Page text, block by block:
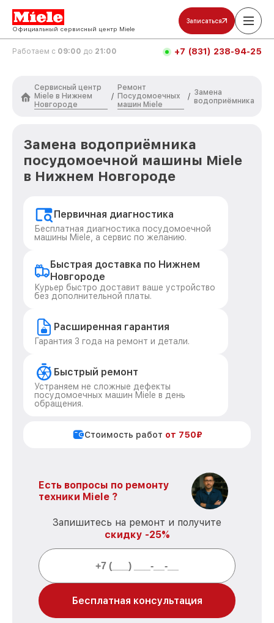
Официальный сервисный центр Miele
Записаться
Работаем с 09:00 до 21:00 +7 (831) 238-94-25
Сервисный центр
Miele в Нижнем
Новгороде
/
Ремонт
Посудомоечных
машин Miele
/ Замена
водоприёмника
Замена водоприёмника
посудомоечной машины Miele
в Нижнем Новгороде
Первичная диагностика
Бесплатная диагностика посудомоечной
машины Miele, а сервис по желанию.
Быстрая доставка по Нижнем
Новгороде
Курьер быстро доставит ваше устройство
без дополнительной платы.
Расширенная гарантия
Гарантия 3 года на ремонт и детали.
Быстрый ремонт
Устраняем не сложные дефекты
посудомоечных машин Miele в день
обращения.
Стоимость работ от 750₽
Есть вопросы по ремонту
техники Miele ?
Запишитесь на ремонт и получите
скидку -25%
Бесплатная консультация